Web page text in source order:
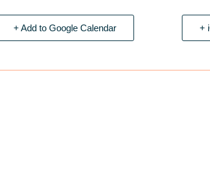
+ Add to Google Calendar +